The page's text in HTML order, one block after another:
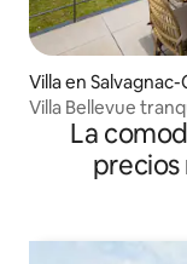
Villa en Salvagnac-
Villa Bellevue
La